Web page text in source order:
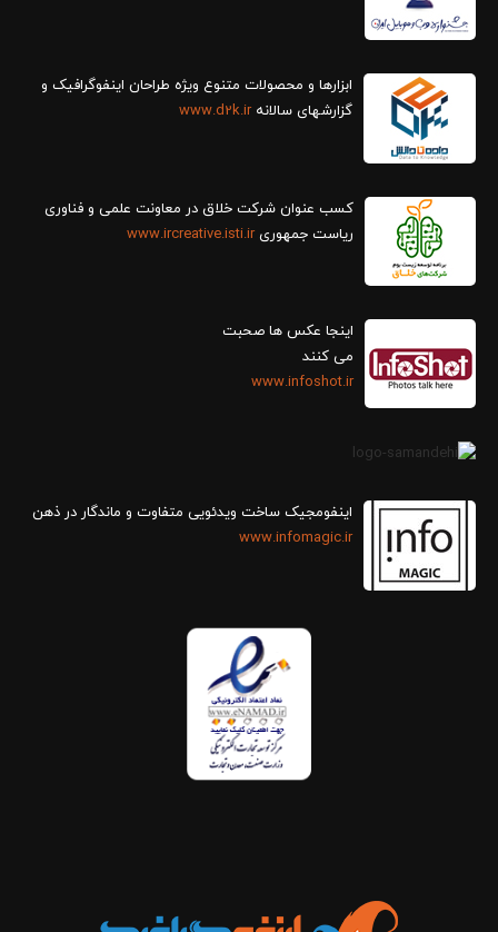
ابزارها و محصولات متنوع ویژه طراحان اینفوگرافیک و
گزارش‎های سالانه
www.d2k.ir
کسب عنوان شرکت خلاق در معاونت علمی و فناوری
ریاست جمهوریwww.ircreative.isti.ir
اینجا عکس ها صحبت
می کنند
www.infoshot.ir
اینفومجیک ساخت ویدئویی متفاوت و ماندگار در ذهن
www.infomagic.ir